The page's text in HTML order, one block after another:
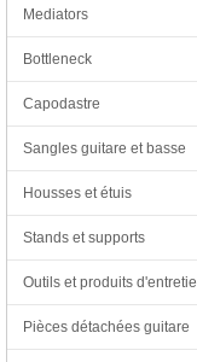
Mediators
Bottleneck
Capodastre
Sangles guitare et basse
Housses et étuis
Stands et supports
Outils et produits
Pièces détachées guitare